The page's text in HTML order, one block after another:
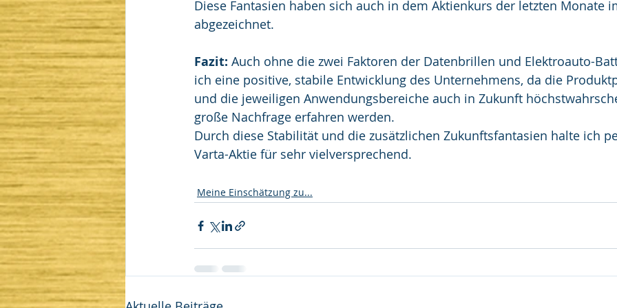
Diese Fantasien haben sich auch in dem Aktienkurs der letzten Monate
abgezeichnet.
Fazit: Auch ohne die zwei Faktoren der Datenbrillen und Elektroauto-
ich eine positive, stabile Entwicklung des Unternehmens, da die
und die jeweiligen Anwendungsbereiche auch in Zukunft
große Nachfrage erfahren werden.
Durch diese Stabilität und die zusätzlichen Zukunftsfantasien halte ich
Varta-Aktie für sehr vielversprechend.
Meine Einschätzung zu...